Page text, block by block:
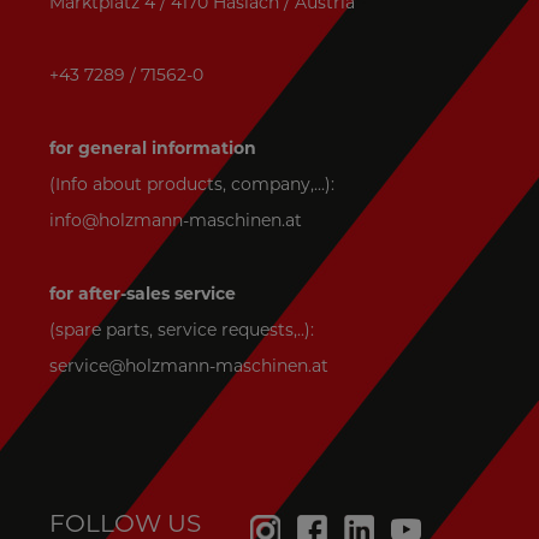
+43 7289 / 71562-0
for general information
(Info about products, company,...):
info@holzmann-maschinen.at
for after-sales service
(spare parts, service requests,..):
service@holzmann-maschinen.at
FOLLOW US